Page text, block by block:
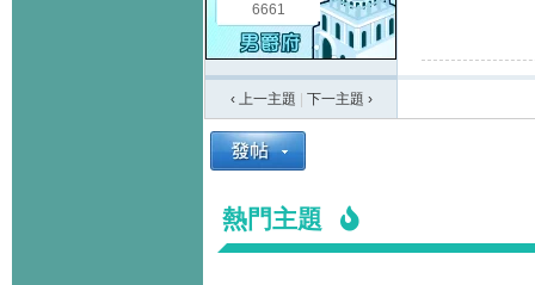
6661
‹ 上一主題 下一主題 ›
熱門主題